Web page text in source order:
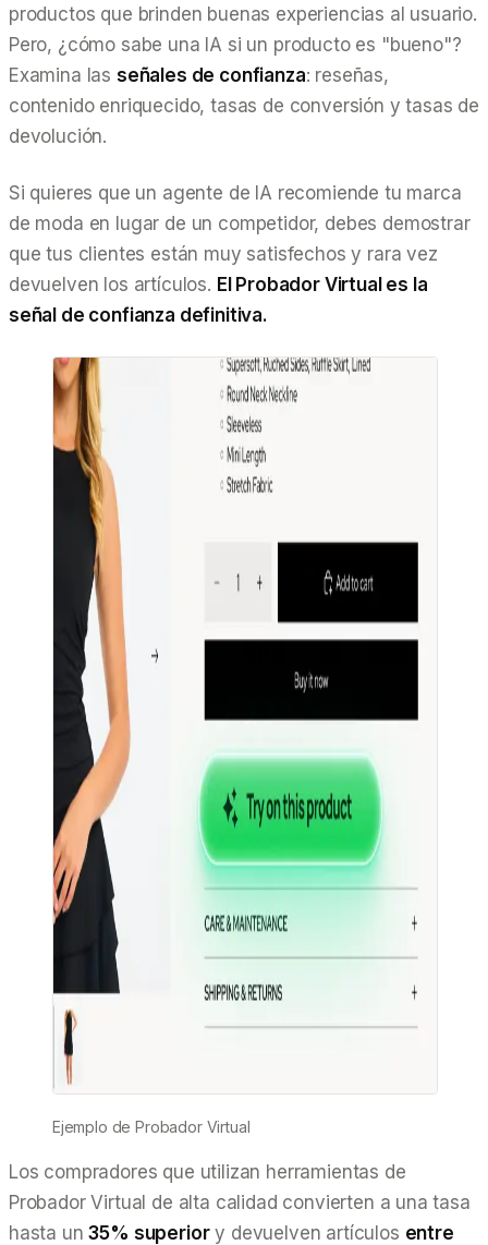
productos que brinden buenas experiencias al usuario.
Pero, ¿cómo sabe una IA si un producto es "bueno"?
Examina las señales de confianza: reseñas,
contenido enriquecido, tasas de conversión y tasas de
devolución.
Si quieres que un agente de IA recomiende tu marca
de moda en lugar de un competidor, debes demostrar
que tus clientes están muy satisfechos y rara vez
devuelven los artículos. El Probador Virtual es la
señal de confianza definitiva.
Ejemplo de Probador Virtual
Los compradores que utilizan herramientas de
Probador Virtual de alta calidad convierten a una tasa
hasta un35% superiory devuelven artículos entre